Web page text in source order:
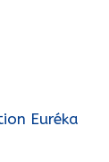
Euréka